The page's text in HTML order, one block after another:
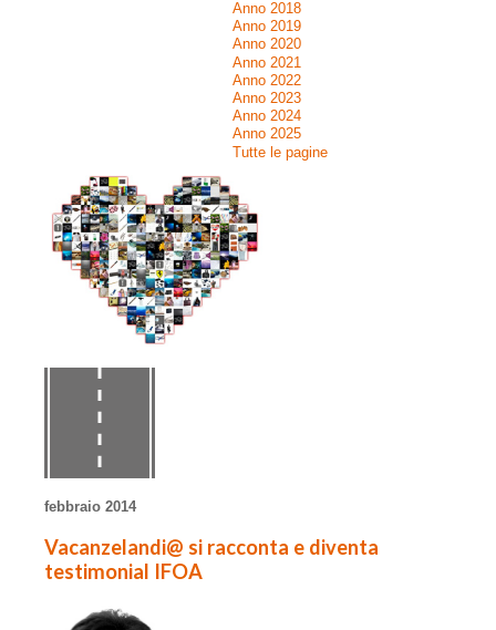
Anno 2018
Anno 2019
Anno 2020
Anno 2021
Anno 2022
Anno 2023
Anno 2024
Anno 2025
Tutte le pagine
febbraio 2014
Vacanzelandi@ si racconta e diventa
testimonial IFOA